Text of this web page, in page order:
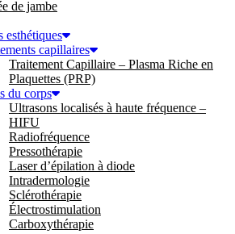
de jambe
esthétiques
capillaires
Traitement Capillaire – Plasma Riche en
Plaquettes (PRP)
du corps
Ultrasons localisés à haute fréquence –
HIFU
Radiofréquence
Pressothérapie
Laser d’épilation à diode
Intradermologie
Sclérothérapie
Électrostimulation
Carboxythérapie